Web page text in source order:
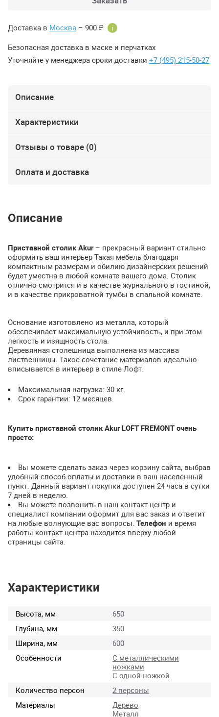
Доставка в Москва – 900 ₽ i
Безопасная доставка в маске и перчатках
Уточняйте у менеджера сроки доставки +7 (495) 215-50-27
Описание
Характеристики
Отзывы о товаре (0)
Оплата и доставка
Описание
Приставной столик Akur– прекрасный вариант стильно
оформить ваш интерьер Такая мебель благодаря
компактным размерам и обилию дизайнерских решений
будет уместна в любой комнате вашего дома. Столик
отлично смотрится и в качестве журнального в гостиной,
и в качестве прикроватной тумбы в спальной комнате.
Основание изготовлено из металла, который
обеспечивает максимальную устойчивость, и при этом
легкость и изящность стола.
Деревянная столешница выполнена из массива
лиственницы. Такое сочетание материалов идеально
вписывается в интерьер в стиле Лофт.
Максимальная нагрузка: 30 кг.
Срок гарантии: 12 месяцев.
Купить приставной столик Akur LOFT FREMONT очень
просто:
Вы можете сделать заказ через корзину сайта, выбрав
удобный способ оплаты и доставки в ваш населенный
пункт. Данный вариант покупки доступен 24 часа в сутки
7 дней в неделю.
Вы можете позвонить в наш контакт-центр и
специалист компании оформит для вас заказ и ответит
на любые волнующие вас вопросы. Телефон и время
работы контакт центра находится вверху любой
страницы сайта.
Характеристики
Высота, мм
650
Глубина, мм
350
Ширина, мм
600
Особенности
С металлическими
ножками
С одной ножкой
Количество персон
2 персоны
Материалы
Дерево
Металл